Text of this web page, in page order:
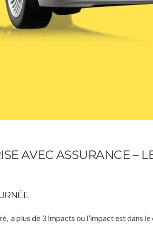
AVEC ASSURANCE –
a plus de 3 impacts ou l’impact est dans